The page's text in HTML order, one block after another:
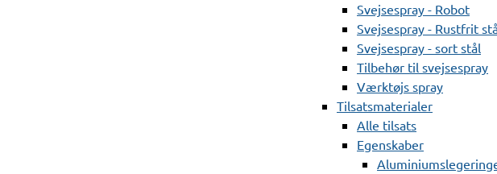
Svejsespray - Robot
Svejsespray - Rustfrit
Svejsespray - sort stål
Tilbehør til svejsespray
Værktøjs spray
Tilsatsmaterialer
Alle tilsats
Egenskaber